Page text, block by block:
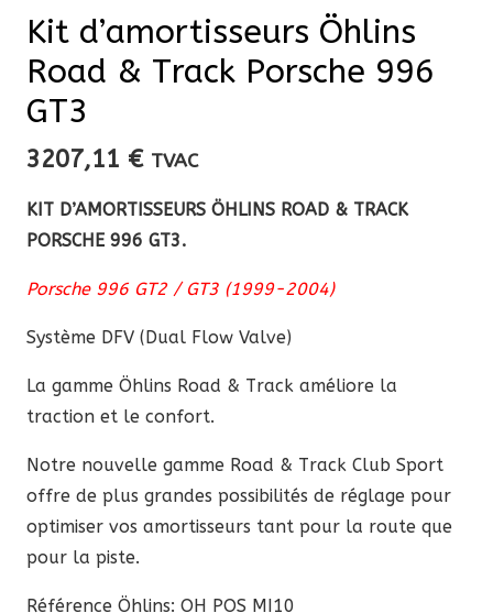
Kit d’amortisseurs Öhlins
Road & Track Porsche 996
GT3
3207,11 € TVAC
KIT D’AMORTISSEURS ÖHLINS ROAD & TRACK
PORSCHE 996 GT3.
Porsche 996 GT2 / GT3 (1999-2004)
Système DFV (Dual Flow Valve)
La gamme Öhlins Road & Track améliore la
traction et le confort.
Notre nouvelle gamme Road & Track Club Sport
offre de plus grandes possibilités de réglage pour
optimiser vos amortisseurs tant pour la route que
pour la piste.
Référence Öhlins: OH POS MI10